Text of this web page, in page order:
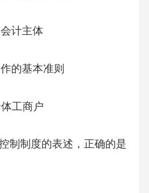
计主体
的基本准则
工商户
制制度的表述，正确的是